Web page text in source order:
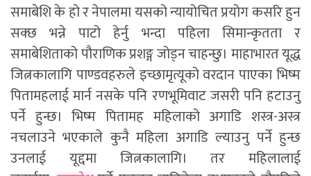
समाबेशि के हो र नेपालमा यसको न्यायोचित प्रयोग कसरि हुन
सक्छ भन्ने पाटो हेर्नु भन्दा पहिला सिमान्कृतता र
समाबेशिताको पौराणिक प्रशङ्ग जोड्न चाहन्छु। माहाभारत यूद्ध
जित्नकालागि पाण्डवहरुले इच्छामृत्यूको वरदान पाएका भिष्म
पितामहलाई मार्न नसके पनि रणभूमिवाट जसरी पनि हटाउनु
पर्ने हुन्छ। भिष्म पितामह महिलाको अगाडि शस्त्र-अस्त्र
नचलाउने भएकाले कुनै महिला अगाडि ल्याउनु पर्ने हुन्छ
उनलाई यूद्दमा जित्नकालागि। तर महिलालाई